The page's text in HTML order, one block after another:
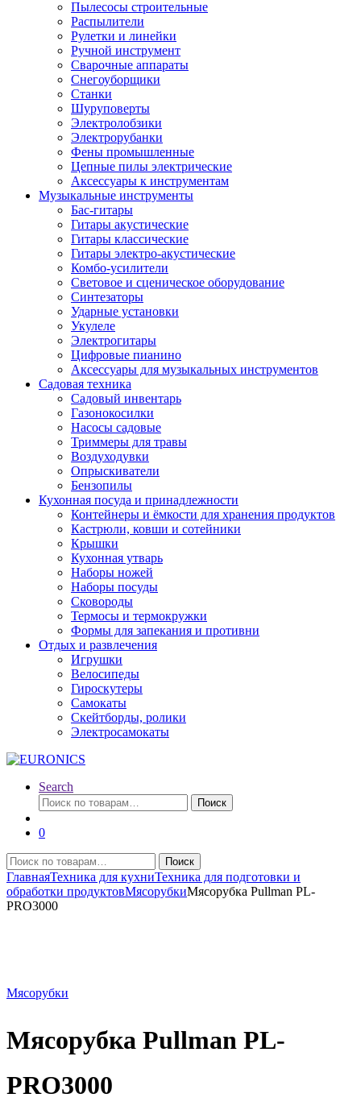
Пылесосы строительные
Распылители
Рулетки и линейки
Ручной инструмент
Сварочные аппараты
Снегоуборщики
Станки
Шуруповерты
Электролобзики
Электрорубанки
Фены промышленные
Цепные пилы электрические
Аксессуары к инструментам
Музыкальные инструменты
Бас-гитары
Гитары акустические
Гитары классические
Гитары электро-акустические
Комбо-усилители
Световое и сценическое оборудование
Синтезаторы
Ударные установки
Укулеле
Электрогитары
Цифровые пианино
Аксессуары для музыкальных инструментов
Садовая техника
Садовый инвентарь
Газонокосилки
Насосы садовые
Триммеры для травы
Воздуходувки
Опрыскиватели
Бензопилы
Кухонная посуда и принадлежности
Контейнеры и ёмкости для хранения продуктов
Кастрюли, ковши и сотейники
Крышки
Кухонная утварь
Наборы ножей
Наборы посуды
Сковороды
Термосы и термокружки
Формы для запекания и противни
Отдых и развлечения
Игрушки
Велосипеды
Гироскутеры
Самокаты
Скейтборды, ролики
Электросамокаты
Search
Искать:
Поиск
0
Искать:
Поиск
ГлавнаяТехника для кухниТехника для подготовки и
обработки продуктовМясорубкиМясорубка Pullman PL-
PRO3000
Мясорубки
Мясорубка Pullman PL-
PRO3000